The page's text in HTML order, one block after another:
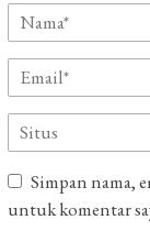
Simpan nama,
untuk komentar